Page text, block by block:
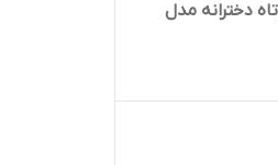
دخترانه مدل